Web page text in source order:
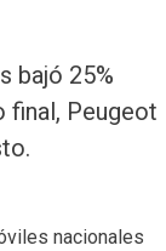
bajó 25%
final, Peugeot
nacionales